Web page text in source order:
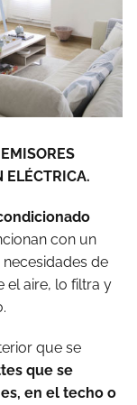
ELÉCTRICA.
con un
de
el aire, lo filtra y
que se
que se
en el techo o